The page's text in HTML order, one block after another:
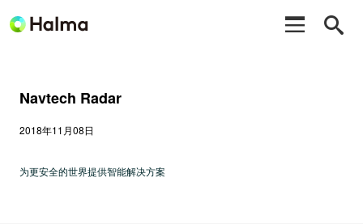
Navtech Radar
2018年11月08日
为更安全的世界提供智能解决方案